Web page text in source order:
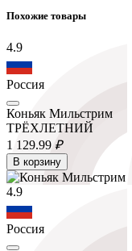
Похожие товары
4.9
Россия
Коньяк Мильстрим
ТРЁХЛЕТНИЙ
1 129.99 ₽
В корзину
4.9
Россия